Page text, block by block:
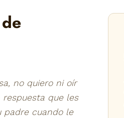
no quiero ni oír
respuesta que les
padre cuando le